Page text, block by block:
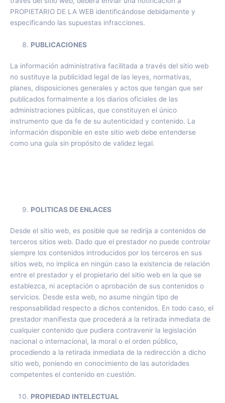
PROPIETARIO DE LA WEB identificándose debidamente y
especificando las supuestas infracciones.
PUBLICACIONES
La información administrativa facilitada a través del sitio web
no sustituye la publicidad legal de las leyes, normativas,
planes, disposiciones generales y actos que tengan que ser
publicados formalmente a los diarios oficiales de las
administraciones públicas, que constituyen el único
instrumento que da fe de su autenticidad y contenido. La
información disponible en este sitio web debe entenderse
como una guía sin propósito de validez legal.
POLITICAS DE ENLACES
Desde el sitio web, es posible que se redirija a contenidos de
terceros sitios web. Dado que el prestador no puede controlar
siempre los contenidos introducidos por los terceros en sus
sitios web, no implica en ningún caso la existencia de relación
entre el prestador y el propietario del sitio web en la que se
establezca, ni aceptación o aprobación de sus contenidos o
servicios. Desde esta web, no asume ningún tipo de
responsabilidad respecto a dichos contenidos. En todo caso, el
prestador manifiesta que procederá a la retirada inmediata de
cualquier contenido que pudiera contravenir la legislación
nacional o internacional, la moral o el orden público,
procediendo a la retirada inmediata de la redirección a dicho
sitio web, poniendo en conocimiento de las autoridades
competentes el contenido en cuestión.
PROPIEDAD INTELECTUAL